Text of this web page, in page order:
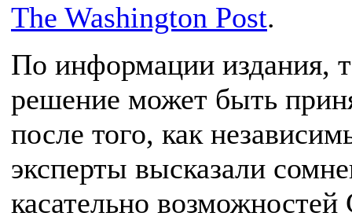
The Washington Post.
По информации издания,
решение может быть
после того, как
эксперты высказали
касательно